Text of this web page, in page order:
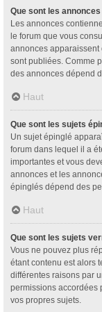
Que sont les annonces
Les annonces
le forum que vous
annonces
sont publiées. Comme
des annonces dépend
Haut
Que sont les sujets
Un sujet épinglé
forum dans lequel il a
importantes et vous
annonces et les
épinglés dépend des
Haut
Que sont les sujets
Vous ne pouvez plus
étant contenu est alors
différentes raisons par
permissions accordées
vos propres sujets.